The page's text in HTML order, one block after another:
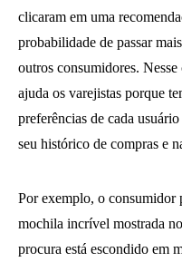
clicaram em uma
probabilidade de passar
outros consumidores.
ajuda os varejistas porque
preferências de cada
seu histórico de compras e
Por exemplo, o consumidor
mochila incrível mostrada
procura está escondido em